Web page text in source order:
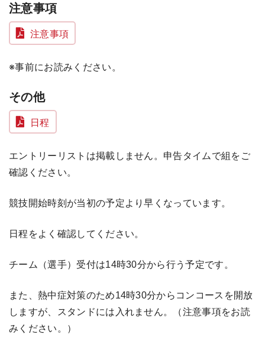
注意事項
注意事項
※事前にお読みください。
その他
日程
エントリーリストは掲載しません。申告タイムで組をご
確認ください。
競技開始時刻が当初の予定より早くなっています。
日程をよく確認してください。
チーム（選手）受付は14時30分から行う予定です。
また、熱中症対策のため14時30分からコンコースを開放
しますが、スタンドには入れません。（注意事項をお読
みください。）